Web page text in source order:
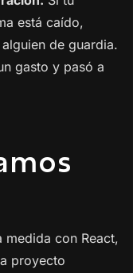
está caído,
de guardia.
gasto y pasó a
medida con React,
proyecto